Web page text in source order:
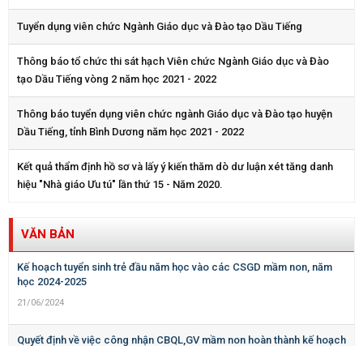
Tuyển dụng viên chức Ngành Giáo dục và Đào tạo Dầu Tiếng
Thông báo tổ chức thi sát hạch Viên chức Ngành Giáo dục và Đào
tạo Dầu Tiếng vòng 2 năm học 2021 - 2022
Thông báo tuyển dụng viên chức ngành Giáo dục và Đào tạo huyện
Dầu Tiếng, tỉnh Bình Dương năm học 2021 - 2022
Kết quả thẩm định hồ sơ và lấy ý kiến thăm dò dư luận xét tăng danh
hiệu "Nhà giáo Ưu tú" lần thứ 15 - Năm 2020.
VĂN BẢN
Kế hoạch tuyển sinh trẻ đầu năm học vào các CSGD mầm non, năm
học 2024-2025
21/06/2024
Quyết định về việc công nhận CBQL,GV mầm non hoàn thành kế hoạch